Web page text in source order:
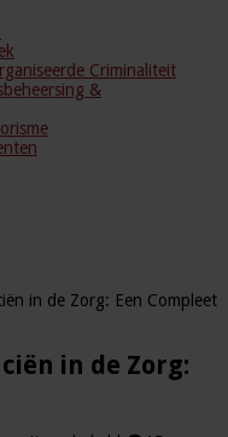
Criminaliteit
&
in de Zorg: Een Compleet
in de Zorg: